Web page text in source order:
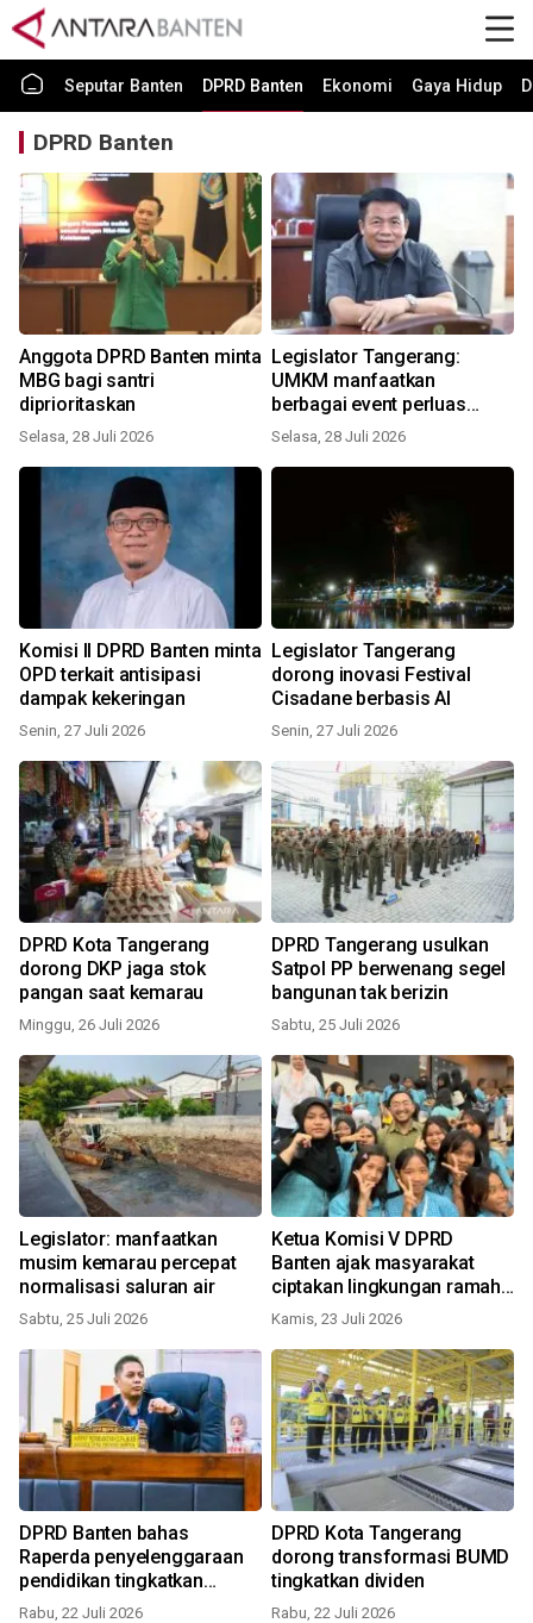
Seputar Banten DPRD Banten Ekonomi Gaya Hidup
DPRD Banten
Anggota DPRD Banten minta
MBG bagi santri
diprioritaskan
Selasa, 28 Juli 2026
Legislator Tangerang:
UMKM manfaatkan
berbagai event perluas
pasar
Selasa, 28 Juli 2026
Komisi II DPRD Banten minta
OPD terkait antisipasi
dampak kekeringan
Senin, 27 Juli 2026
Legislator Tangerang
dorong inovasi Festival
Cisadane berbasis AI
Senin, 27 Juli 2026
DPRD Kota Tangerang
dorong DKP jaga stok
pangan saat kemarau
Minggu, 26 Juli 2026
DPRD Tangerang usulkan
Satpol PP berwenang segel
bangunan tak berizin
Sabtu, 25 Juli 2026
Legislator: manfaatkan
musim kemarau percepat
normalisasi saluran air
Sabtu, 25 Juli 2026
Ketua Komisi V DPRD
Banten ajak masyarakat
ciptakan lingkungan ramah
anak
Kamis, 23 Juli 2026
DPRD Banten bahas
Raperda penyelenggaraan
pendidikan tingkatkan
kualitas
Rabu, 22 Juli 2026
DPRD Kota Tangerang
dorong transformasi BUMD
tingkatkan dividen
Rabu, 22 Juli 2026